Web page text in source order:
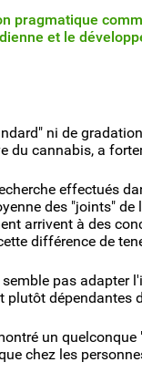
pragmatique
et le
ni de
du cannabis, a
effectués
des "joints"
arrivent à des
différence de
pas
plutôt dépendantes
un
chez les